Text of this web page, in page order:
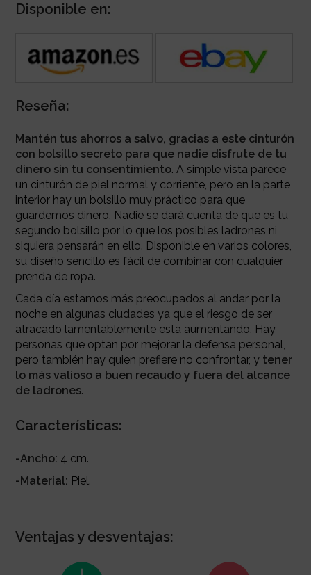
Disponible en:
Reseña:
Mantén tus ahorros a salvo, gracias a este cinturón
con bolsillo secreto para que nadie disfrute de tu
dinero sin tu consentimiento. A simple vista parece
un cinturón de piel normal y corriente, pero en la parte
interior hay un bolsillo muy práctico para que
guardemos dinero. Nadie se dará cuenta de que es tu
segundo bolsillo por lo que los posibles ladrones ni
siquiera pensarán en ello. Disponible en varios colores,
su diseño sencillo es fácil de combinar con cualquier
prenda de ropa.
Cada día estamos más preocupados al andar por la
noche en algunas ciudades ya que el riesgo de ser
atracado lamentablemente esta aumentando. Hay
personas que optan por mejorar la defensa personal,
pero también hay quien prefiere no confrontar, y tener
lo más valioso a buen recaudo y fuera del alcance
de ladrones.
Características:
-Ancho: 4 cm.
-Material: Piel.
Ventajas y desventajas: